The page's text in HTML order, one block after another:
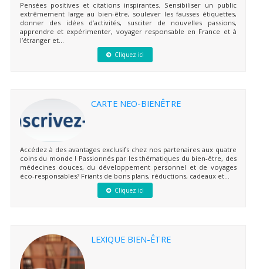
Pensées positives et citations inspirantes. Sensibiliser un public
extrêmement large au bien-être, soulever les fausses étiquettes,
donner des idées d’activités, susciter de nouvelles passions,
apprendre et expérimenter, voyager responsable en France et à
l’étranger et...
Cliquez ici
CARTE NEO-BIENÊTRE
Accédez à des avantages exclusifs chez nos partenaires aux quatre
coins du monde ! Passionnés par les thématiques du bien-être, des
médecines douces, du développement personnel et de voyages
éco-responsables? Friants de bons plans, réductions, cadeaux et...
Cliquez ici
LEXIQUE BIEN-ÊTRE